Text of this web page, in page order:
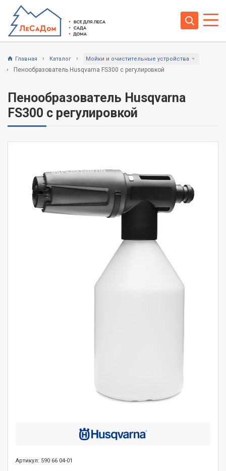
Главная Каталог Мойки и очистительные устройства
Пенообразователь Husqvarna FS300 с регулировкой
Пенообразователь Husqvarna
FS300 с регулировкой
Артикул: 590 66 04-01